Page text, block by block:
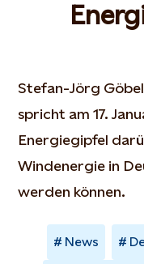
Stefan-Jörg
spricht am 17.
Energiegipfel
Windenergie in
werden können.
News